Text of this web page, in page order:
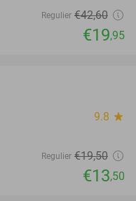
Regulier €42,60
€19,95
9.8 star
Regulier €19,50
€13,50